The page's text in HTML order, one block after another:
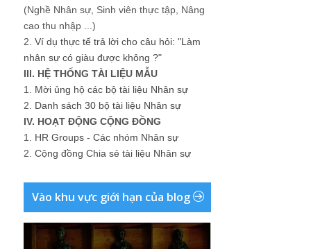
(Nghề Nhân sự, Sinh viên thực tập, Nâng
cao thu nhập ...)
2. Ví dụ thực tế trả lời cho câu hỏi: "Làm
nhân sự có giàu được không ?"
III. HỆ THỐNG TÀI LIỆU MẪU
1. Mời ủng hộ các bộ tài liệu Nhân sự
2. Danh sách 30 bộ tài liệu Nhân sự
IV. HOẠT ĐỘNG CỘNG ĐỒNG
1. HR Groups - Các nhóm Nhân sự
2. Cộng đồng Chia sẻ tài liệu Nhân sự
Vào khu vực giới hạn của blog